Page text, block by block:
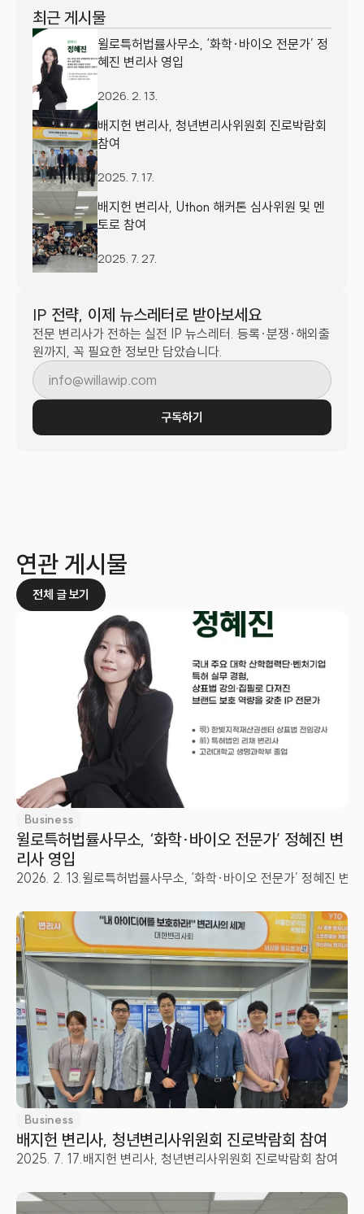
최근 게시물
윌로특허법률사무소, ‘화학·바이오 전문가’ 정
혜진 변리사 영입
2026. 2. 13.
배지헌 변리사, 청년변리사위원회 진로박람회
참여
2025. 7. 17.
배지헌 변리사, Uthon 해커톤 심사위원 및 멘
토로 참여
2025. 7. 27.
IP 전략, 이제 뉴스레터로 받아보세요
전문 변리사가 전하는 실전 IP 뉴스레터. 등록·분쟁·해외출
원까지, 꼭 필요한 정보만 담았습니다.
구독하기
연관 게시물
전체 글 보기
Business
윌로특허법률사무소, ‘화학·바이오 전문가’ 정혜진 변
리사 영입
2026. 2. 13. 윌로특허법률사무소, ‘화학·바이오 전문가’ 정혜진 변
Business
배지헌 변리사, 청년변리사위원회 진로박람회 참여
2025. 7. 17. 배지헌 변리사, 청년변리사위원회 진로박람회 참여